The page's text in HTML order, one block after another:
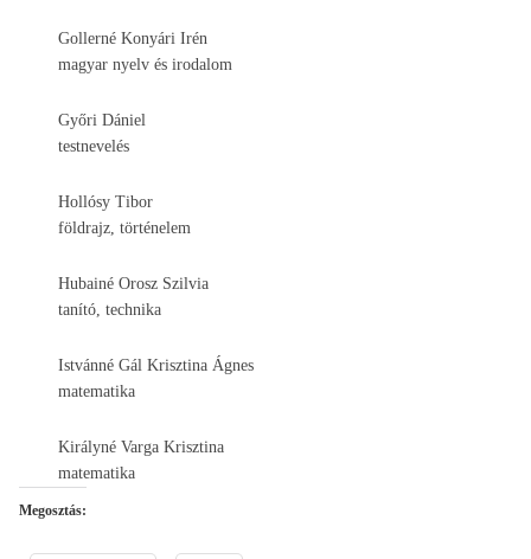
Gollerné Konyári Irén
magyar nyelv és irodalom
Győri Dániel
testnevelés
Hollósy Tibor
földrajz, történelem
Hubainé Orosz Szilvia
tanító, technika
Istvánné Gál Krisztina Ágnes
matematika
Királyné Varga Krisztina
matematika
Megosztás: